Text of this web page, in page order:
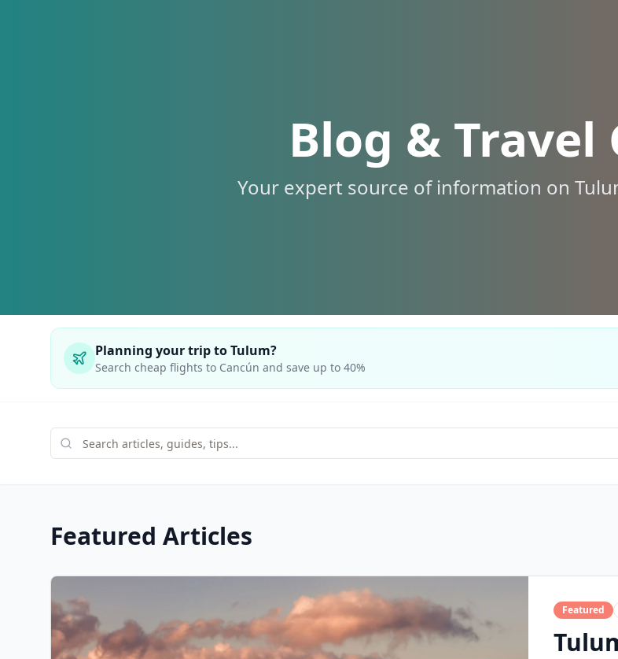
Blog & Travel
Your expert source of information on
Planning your trip to Tulum?
Search cheap flights to Cancún and save up to 40%
Featured Articles
Featured